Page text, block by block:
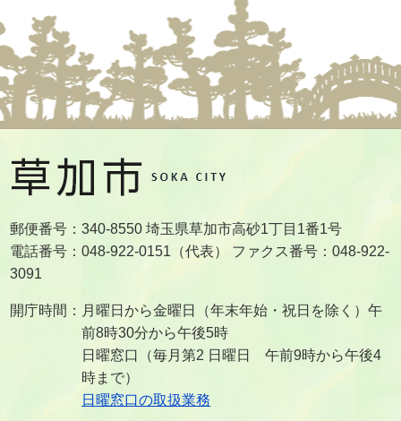
郵便番号：340-8550 埼玉県草加市高砂1丁目1番1号
電話番号：048-922-0151（代表） ファクス番号：048-922-
3091
開庁時間：月曜日から金曜日（年末年始・祝日を除く）午
前8時30分から午後5時
日曜窓口（毎月第2 日曜日 午前9時から午後4
時まで）
日曜窓口の取扱業務